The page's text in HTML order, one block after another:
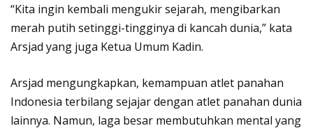
“Kita ingin kembali mengukir sejarah, mengibarkan
merah putih setinggi-tingginya di kancah dunia,” kata
Arsjad yang juga Ketua Umum Kadin.⁣
Arsjad mengungkapkan, kemampuan atlet panahan
Indonesia terbilang sejajar dengan atlet panahan dunia
lainnya. Namun, laga besar membutuhkan mental yang